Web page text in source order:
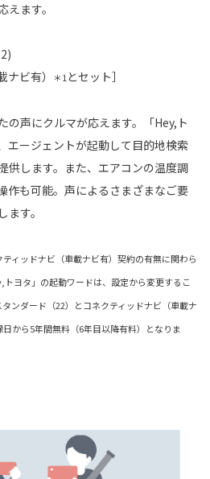
ます。
ナビ有）
＊1とセット］
の声にクルマが応えます。「Hey,ト
エージェントが起動して目的地検索
供します。また、エアコンの温度調
作も可能。声によるさまざまなご要
す。
ィッドナビ（車載ナビ有）契約の有無に関わら
ヨタ」の起動ワードは、設定から変更するこ
ンダード（22）とコネクティッドナビ（車載ナ
から5年間無料（6年目以降有料）となりま